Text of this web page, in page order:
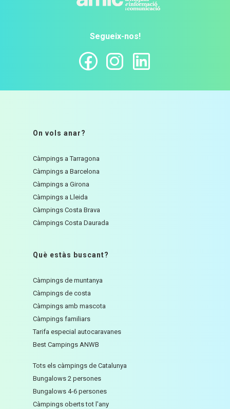
Segueix-nos!
On vols anar?
Càmpings a Tarragona
Càmpings a Barcelona
Càmpings a Girona
Càmpings a Lleida
Càmpings Costa Brava
Càmpings Costa Daurada
Què estàs buscant?
Càmpings de muntanya
Càmpings de costa
Càmpings amb mascota
Càmpings familiars
Tarifa especial autocaravanes
Best Campings ANWB
Tots els càmpings de Catalunya
Bungalows 2 persones
Bungalows 4-6 persones
Càmpings oberts tot l'any